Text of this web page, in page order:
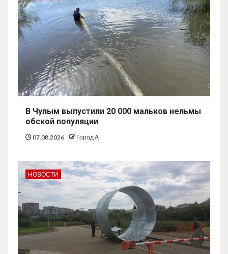
В Чулым выпустили 20 000 мальков нельмы
обской популяции
07.08.2026 Город А
НОВОСТИ